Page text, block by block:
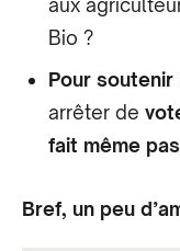
Bio ?
Pour soutenir
arrêter de
fait même
Bref, un peu